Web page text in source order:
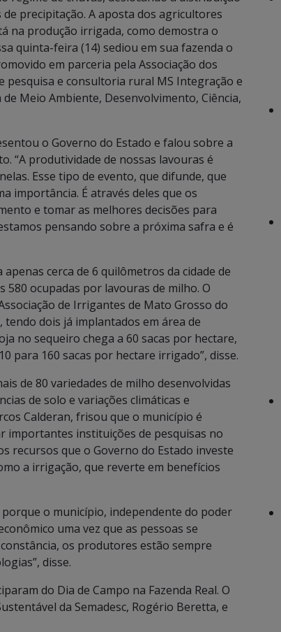
precipitação. A aposta dos agricultores
na produção irrigada, como demostra o
quinta-feira (14) sediou em sua fazenda o
em parceria pela Associação dos
pesquisa e consultoria rural MS Integração e
Meio Ambiente, Desenvolvimento, Ciência,
o Governo do Estado e falou sobre a
“A produtividade de nossas lavouras é
Esse tipo de evento, que difunde, que
importância. É através deles que os
e tomar as melhores decisões para
pensando sobre a próxima safra e é
cerca de 6 quilômetros da cidade de
580 ocupadas por lavouras de milho. O
de Irrigantes de Mato Grosso do
dois já implantados em área de
no sequeiro chega a 60 sacas por hectare,
para 160 sacas por hectare irrigado”, disse.
de 80 variedades de milho desenvolvidas
de solo e variações climáticas e
Calderan, frisou que o município é
importantes instituições de pesquisas no
recursos que o Governo do Estado investe
a irrigação, que reverte em benefícios
o município, independente do poder
uma vez que as pessoas se
constância, os produtores estão sempre
disse.
do Dia de Campo na Fazenda Real. O
da Semadesc, Rogério Beretta, e